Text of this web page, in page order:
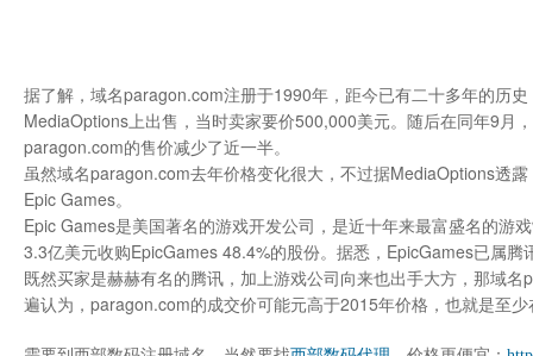
据了解，域名paragon.com注册于1990年，距今已有二十多年的历
MediaOptions上出售，当时卖家要价500,000美元。随后在同年9月
paragon.com的售价减少了近一半。
虽然域名paragon.com去年价格变化很大，不过据MediaOptions透
Epic Games。
Epic Games是美国著名的游戏开发公司，是近十年来最富盛名的游
3.3亿美元收购EpicGames 48.4%的股份。据悉，EpicGames已属
既然买家是赫赫有名的腾讯，加上游戏公司向来也出手大方，那域
遍认为，paragon.com的成交价可能元高于2015年价格，也就是至